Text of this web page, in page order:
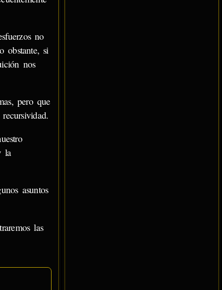
no
obstante, si
nos
pero que
la
asuntos
las